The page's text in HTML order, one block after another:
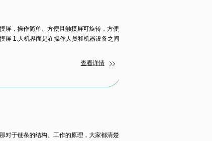
屏，操作简单、方便且触摸屏可旋转，方便
屏 1.人机界面是在操作人员和机器设备之间
查看详情
对于链条的结构、工作的原理，大家都清楚